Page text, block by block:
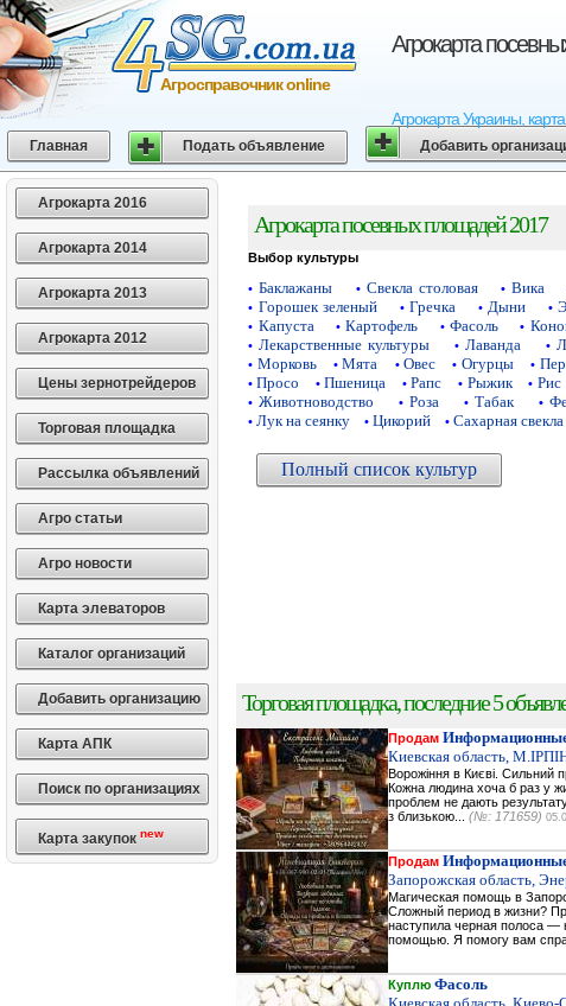
Агрокарта
Агрокарта Украины,
Агросправочник online
Главная Подать объявление Добавить
Агрокарта 2016
Агрокарта 2014
Агрокарта 2013
Агрокарта 2012
Цены зернотрейдеров
Торговая площадка
Рассылка объявлений
Агро статьи
Агро новости
Карта элеваторов
Каталог организаций
Добавить организацию
Карта АПК
Поиск по организациях
Карта закупок new
Агрокарта посевных площадей 2017
Выбор культуры
• Баклажаны • Свекла столовая • Вика
• Горошек зеленый • Гречка • Дыни •
• Капуста • Картофель • Фасоль •
• Лекарственные культуры • Лаванда •
• Морковь • Мята • Овес • Огурцы •
• Просо • Пшеница • Рапс • Рыжик • Рис
• Животноводство • Роза • Табак •
• Лук на сеянку • Цикорий • Сахарная свекла
Полный список культур
Торговая площадка, последние 5
Продам
Киевская область,
Ворожіння в Києві. Сильний
Кожна людина хоча б раз у
проблем не дають
з близькою... (№: 171659)
Продам
Запорожская область,
Магическая помощь в
Сложный период в жизни?
наступила черная полоса —
помощью. Я помогу вам
Куплю Фасоль